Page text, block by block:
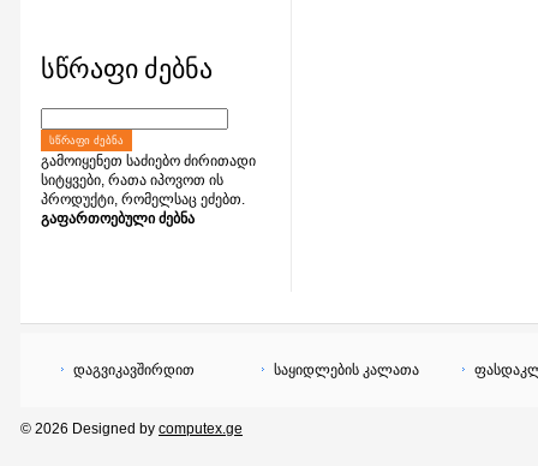
სწრაფი ძებნა
ᲡᲬᲠᲐᲤᲘ ᲫᲔᲑᲜᲐ
გამოიყენეთ საძიებო ძირითადი
სიტყვები, რათა იპოვოთ ის
პროდუქტი, რომელსაც ეძებთ.
გაფართოებული ძებნა
დაგვიკავშირდით საყიდლების კალათა
© 2026 Designed by computex.ge